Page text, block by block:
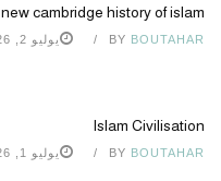
new cambridge history of islam
BY BOUTAHAR يوليو 2, 2026
Islam Civilisation
BY BOUTAHAR يوليو 1, 2026